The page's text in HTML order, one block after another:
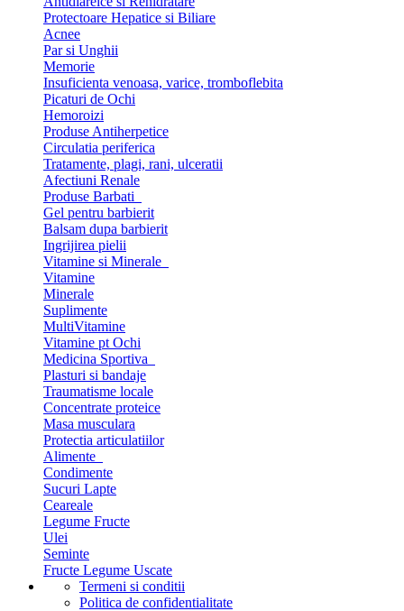
Protectoare Hepatice si Biliare
Acnee
Par si Unghii
Memorie
Insuficienta venoasa, varice, tromboflebita
Picaturi de Ochi
Hemoroizi
Produse Antiherpetice
Circulatia periferica
Tratamente, plagi, rani, ulceratii
Afectiuni Renale
Produse Barbati
Gel pentru barbierit
Balsam dupa barbierit
Ingrijirea pielii
Vitamine si Minerale
Vitamine
Minerale
Suplimente
MultiVitamine
Vitamine pt Ochi
Medicina Sportiva
Plasturi si bandaje
Traumatisme locale
Concentrate proteice
Masa musculara
Protectia articulatiilor
Alimente
Condimente
Sucuri Lapte
Ceareale
Legume Fructe
Ulei
Seminte
Fructe Legume Uscate
Termeni si conditii
Politica de confidentialitate